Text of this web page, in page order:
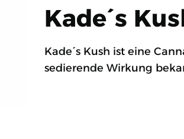
Kade´s
Kade´s Kush ist eine
sedierende Wirkung